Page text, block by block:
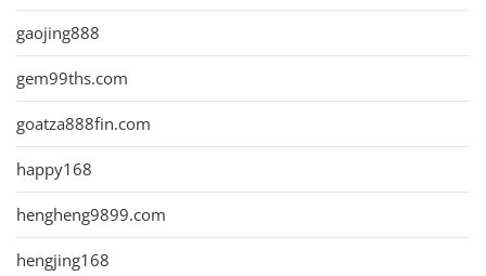
gaojing888
gem99ths.com
goatza888fin.com
happy168
hengheng9899.com
hengjing168